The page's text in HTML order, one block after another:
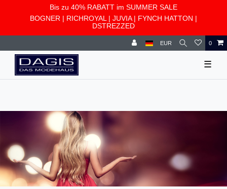
Bis zu 40% RABATT im SUMMER SALE
BOGNER | RICHROYAL | JUVIA| FYNCH HATTON |
DSTREZZED
EUR 0
☰